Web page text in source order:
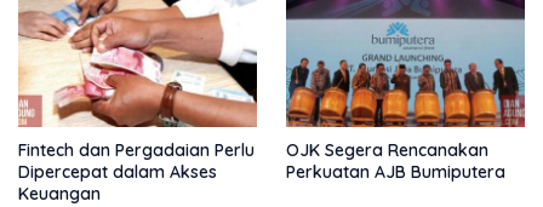
Fintech dan Pergadaian Perlu
Dipercepat dalam Akses
Keuangan
OJK Segera Rencanakan
Perkuatan AJB Bumiputera